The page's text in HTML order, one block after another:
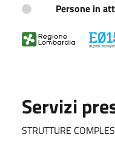
Persone in
Servizi
STRUTTURE